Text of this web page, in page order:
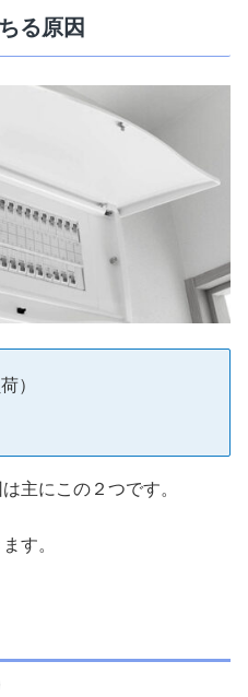
る原因
）
主にこの２つです。
す。